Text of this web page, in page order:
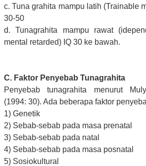
c. Tuna grahita mampu latih (Trainable
30-50
d. Tunagrahita mampu rawat
mental retarded) IQ 30 ke bawah.
C. Faktor Penyebab Tunagrahita
Penyebab tunagrahita menurut
(1994: 30). Ada beberapa faktor
1) Genetik
2) Sebab-sebab pada masa prenatal
3) Sebab-sebab pada natal
4) Sebab-sebab pada masa posnatal
5) Sosiokultural